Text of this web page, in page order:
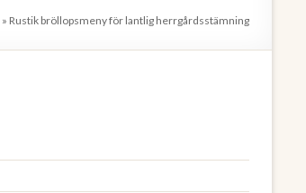
» Rustik bröllopsmeny för lantlig herrgårdsstämning